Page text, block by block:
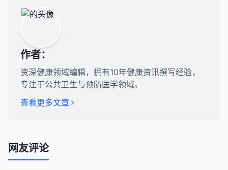
作者：
资深健康领域编辑，拥有10年健康资讯撰写经验，
专注于公共卫生与预防医学领域。
查看更多文章
网友评论